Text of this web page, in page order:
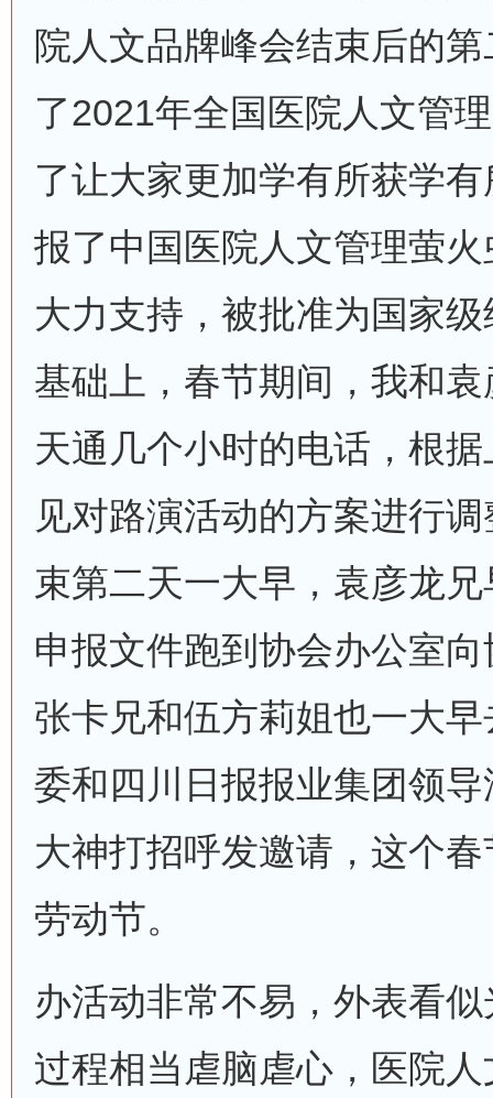
院人文品牌峰会结束后的
了2021年全国医院人文管
了让大家更加学有所获学
报了中国医院人文管理萤
大力支持，被批准为国家
基础上，春节期间，我和
天通几个小时的电话，根
见对路演活动的方案进行
束第二天一大早，袁彦龙
申报文件跑到协会办公室
张卡兄和伍方莉姐也一大
委和四川日报报业集团领
大神打招呼发邀请，这个
劳动节。
办活动非常不易，外表看
过程相当虐脑虐心，医院